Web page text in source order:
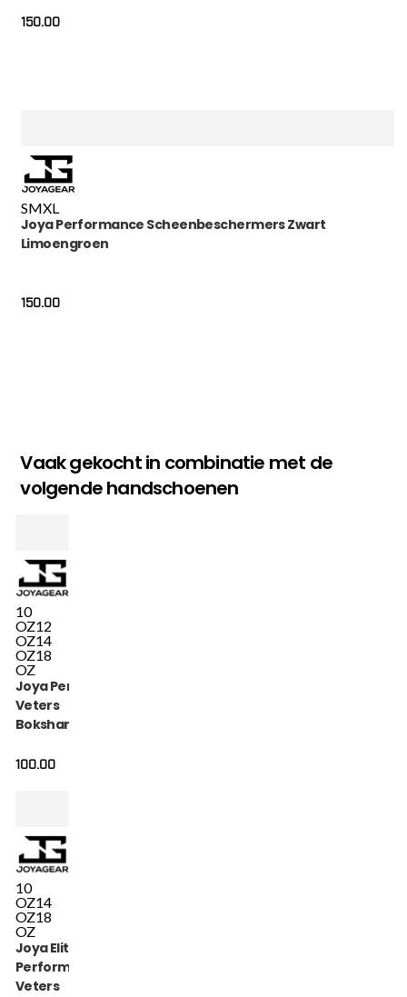
150.00
SMXL
Joya Performance Scheenbeschermers Zwart
Limoengroen
150.00
Vaak gekocht in combinatie met de
volgende handschoenen
10
OZ12
OZ14
OZ18
OZ
Joya Performance
Veters
Bokshandschoenen
100.00
10
OZ14
OZ18
OZ
Joya Elite
Performance
Veters